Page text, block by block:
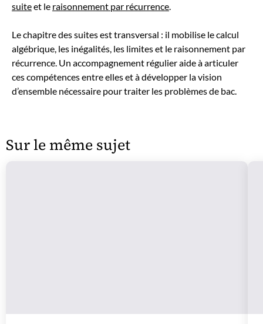
suiteet le raisonnement par récurrence.
Le chapitre des suites est transversal : il mobilise le calcul
algébrique, les inégalités, les limites et le raisonnement par
récurrence. Un accompagnement régulier aide à articuler
ces compétences entre elles et à développer la vision
d’ensemble nécessaire pour traiter les problèmes de bac.
Sur le même sujet